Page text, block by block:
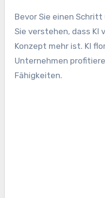
Bevor Sie einen
Sie verstehen, dass KI
Konzept mehr ist. KI
Unternehmen
Fähigkeiten.